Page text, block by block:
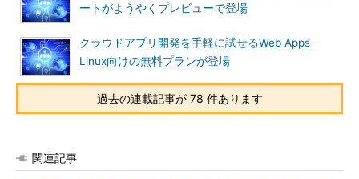
画面4 Azure Portal App（プレビュー）は、WebベースのA
zureポータルと共通のエクスペリエンスをWebブラウザなし
で提供する
Azure Portal App（プレビュー）は、以下のいずれかのURLか
ートがようやくプレビューで登場
クラウドアプリ開発を手軽に試せるWeb Apps
Linux向けの無料プランが登場
過去の連載記事が 78 件あります
関連記事